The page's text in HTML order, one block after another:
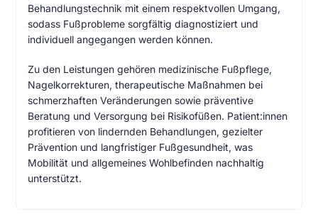
Behandlungstechnik mit einem respektvollen Umgang,
sodass Fußprobleme sorgfältig diagnostiziert und
individuell angegangen werden können.
Zu den Leistungen gehören medizinische Fußpflege,
Nagelkorrekturen, therapeutische Maßnahmen bei
schmerzhaften Veränderungen sowie präventive
Beratung und Versorgung bei Risikofüßen. Patient:innen
profitieren von lindernden Behandlungen, gezielter
Prävention und langfristiger Fußgesundheit, was
Mobilität und allgemeines Wohlbefinden nachhaltig
unterstützt.